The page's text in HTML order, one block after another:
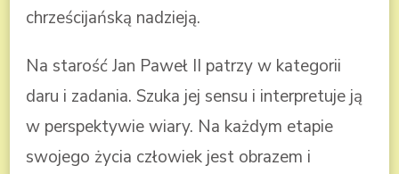
chrześcijańską nadzieją.
Na starość Jan Paweł II patrzy w kategorii
daru i zadania. Szuka jej sensu i interpretuje ją
w perspektywie wiary. Na każdym etapie
swojego życia człowiek jest obrazem i